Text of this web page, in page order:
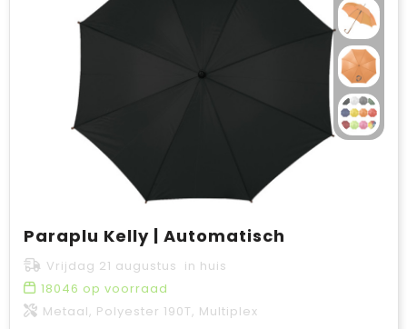
Paraplu Kelly | Automatisch
Vrijdag 21 augustus in huis
18046 op voorraad
Metaal, Polyester 190T, Multiplex